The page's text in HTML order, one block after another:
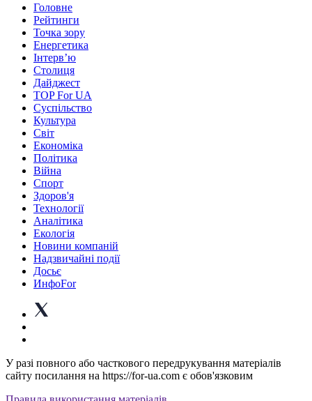
Головне
Рейтинги
Точка зору
Енергетика
Інтерв’ю
Столиця
Дайджест
TOP For UA
Суспiльство
Культура
Світ
Економіка
Політика
Війна
Спорт
Здоров'я
Технології
Аналітика
Екологія
Новини компаній
Надзвичайні події
Досьє
ИнфоFor
У разі повного або часткового передрукування матеріалів
сайту посилання на https://for-ua.com є обов'язковим